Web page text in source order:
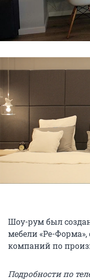
Шоу-рум был
мебели «Ре-
компаний по
Подробности по